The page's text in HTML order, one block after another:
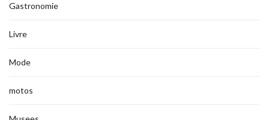
Gastronomie
Livre
Mode
motos